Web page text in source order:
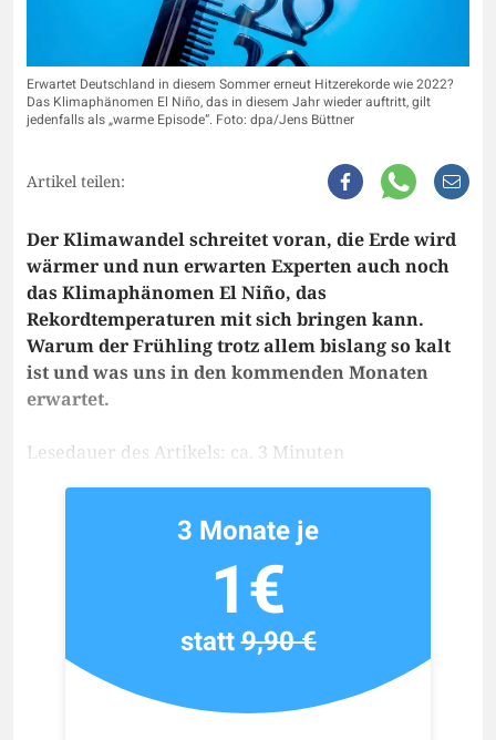
Erwartet Deutschland in diesem Sommer erneut Hitzerekorde wie 2022?
Das Klimaphänomen El Niño, das in diesem Jahr wieder auftritt, gilt
jedenfalls als „warme Episode“. Foto: dpa/Jens Büttner
Artikel teilen:
Der Klimawandel schreitet voran, die Erde wird
wärmer und nun erwarten Experten auch noch
das Klimaphänomen El Niño, das
Rekordtemperaturen mit sich bringen kann.
Warum der Frühling trotz allem bislang so kalt
ist und was uns in den kommenden Monaten
erwartet.
Lesedauer des Artikels: ca. 3 Minuten
3 Monate je
1€
statt9,90 €